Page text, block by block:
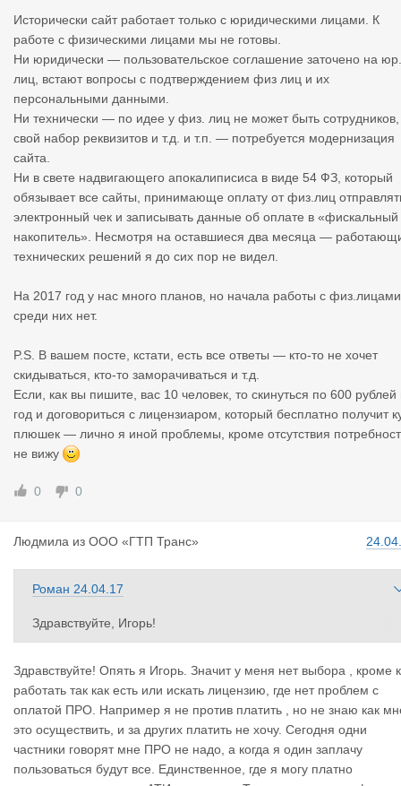
имся под лицензией не хочет с платным аккаунтом заморачив
аться, так как не которые не хотят скидываться на платку PRO
и так же по этой причине не удобно, что оплата, только через
чёт нет альтернативы банковской карты. Может вы как то прид
умаете регистрацию для физ.лиц и оплату банковской картой
тогда я и многие другие под лицензией могли бы приобрести
RO. А так же я мог бы получать отзывы за свою работу.
Исторически сайт работает только с юридическими лицами. К
работе с физическими лицами мы не готовы.
Ни юридически — пользовательское соглашение заточено на юр.
лиц, встают вопросы с подтверждением физ лиц и их
персональными данными.
Ни технически — по идее у физ. лиц не может быть сотрудников,
свой набор реквизитов и т.д. и т.п. — потребуется модернизация
сайта.
Ни в свете надвигающего апокалиписиса в виде 54 ФЗ, который
обязывает все сайты, принимающе оплату от физ.лиц
электронный чек и записывать данные об оплате в «фискальный
накопитель». Несмотря на оставшиеся два месяца —
технических решений я до сих пор не видел.
На 2017 год у нас много планов, но начала работы с физ.лицами
среди них нет.
P.S. В вашем посте, кстати, есть все ответы — кто-то не хочет
скидываться, кто-то заморачиваться и т.д.
Если, как вы пишите, вас 10 человек, то скинуться по 600 рублей
год и договориться с лицензиаром, который бесплатно получит
плюшек — лично я иной проблемы, кроме отсутствия
не вижу
0 0
Людмила из ООО «ГТП Транс»
Роман 24.04.17
Здравствуйте, Игорь!
работе с физическими лицами мы не готовы.
Ни юридически — пользовательское соглашение заточено на
юр. лиц, встают вопросы с подтверждением физ лиц и их
ональными данными.
Ни технически — по идее у физ. лиц не может быть сотрудник
ов, свой набор реквизитов и т.д. и т.п. — потребуется
Здравствуйте! Опять я Игорь. Значит у меня нет выбора , кроме
работать так как есть или искать лицензию, где нет проблем с
оплатой ПРО. Например я не против платить , но не знаю как
это осуществить, и за других платить не хочу. Сегодня одни
частники говорят мне ПРО не надо, а когда я один заплачу
пользоваться будут все. Единственное, где я могу платно